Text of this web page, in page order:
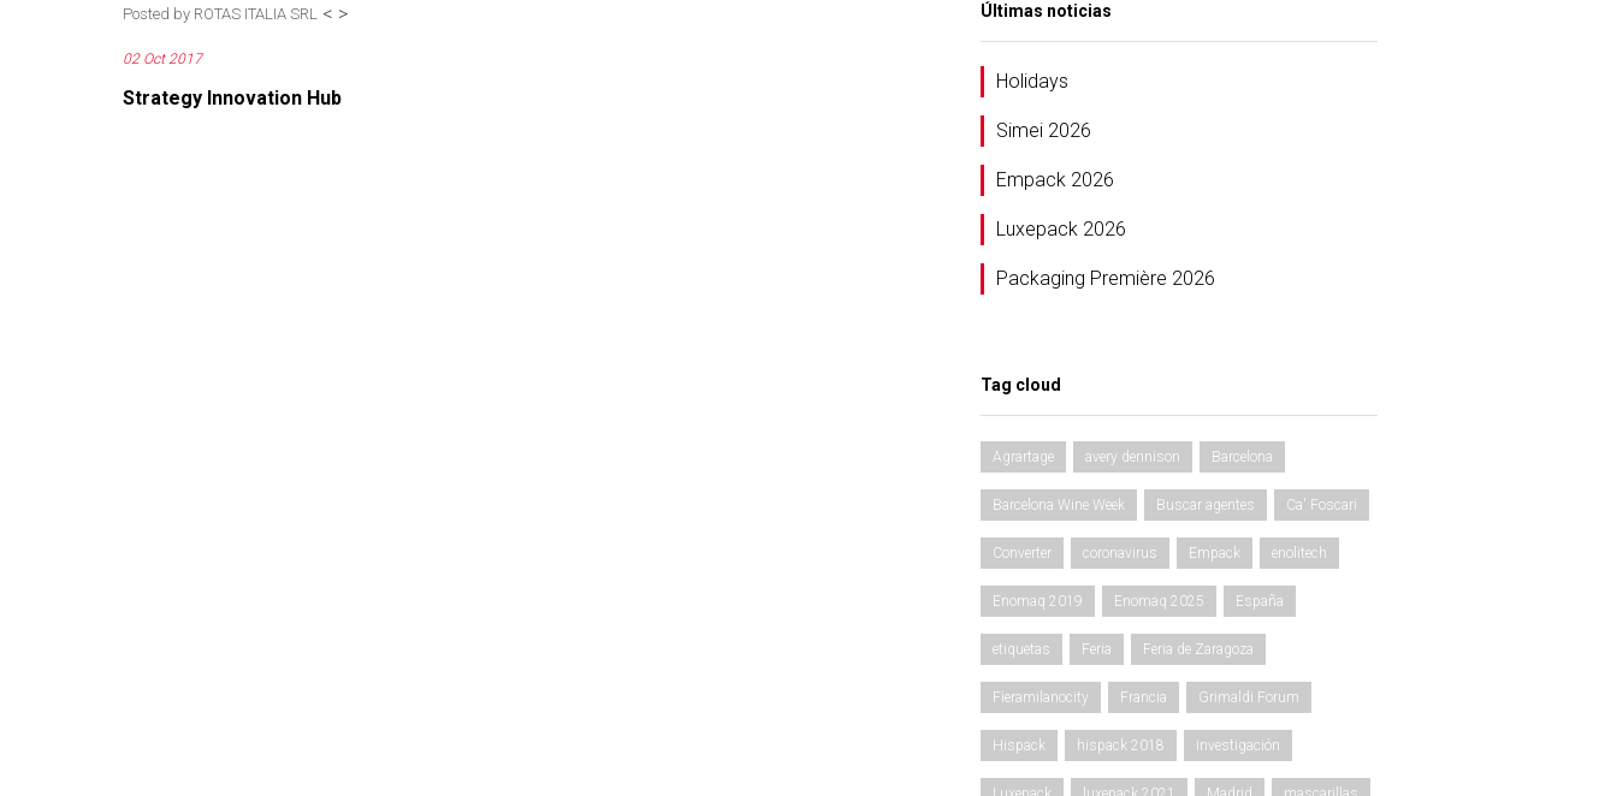
<
Posted by ROTAS ITALIA SRL >
02 Oct 2017
Strategy Innovation Hub
Últimas noticias
Holidays
Simei 2026
Empack 2026
Luxepack 2026
Packaging Première 2026
Tag cloud
Agrartage avery dennison Barcelona
Barcelona Wine Week Buscar agentes Ca' Foscari
Converter coronavirus Empack enolitech
Enomaq 2019 Enomaq 2025 España
etiquetas Feria Feria de Zaragoza
Fieramilanocity Francia Grimaldi Forum
Hispack hispack 2018 investigación